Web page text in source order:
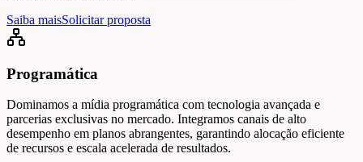
Saiba maisSolicitar proposta
Programática
Dominamos a mídia programática com tecnologia avançada e
parcerias exclusivas no mercado. Integramos canais de alto
desempenho em planos abrangentes, garantindo alocação eficiente
de recursos e escala acelerada de resultados.